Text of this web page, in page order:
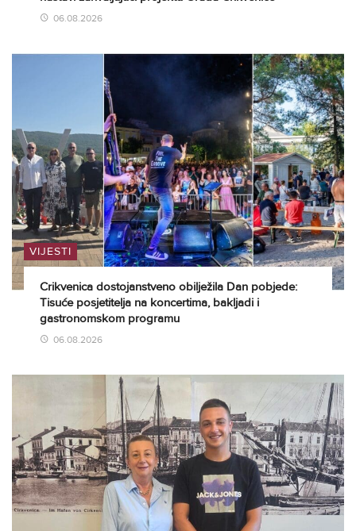
06.08.2026
VIJESTI
Crikvenica dostojanstveno obilježila Dan pobjede:
Tisuće posjetitelja na koncertima, bakljadi i
gastronomskom programu
06.08.2026